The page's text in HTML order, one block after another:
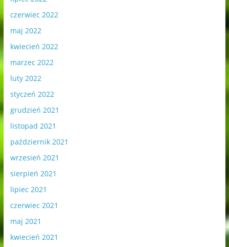
czerwiec 2022
maj 2022
kwiecień 2022
marzec 2022
luty 2022
styczeń 2022
grudzień 2021
listopad 2021
październik 2021
wrzesień 2021
sierpień 2021
lipiec 2021
czerwiec 2021
maj 2021
kwiecień 2021